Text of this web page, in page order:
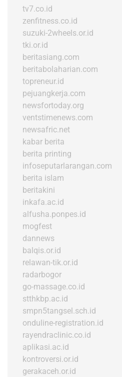
tv7.co.id
zenfitness.co.id
suzuki-2wheels.or.id
tki.or.id
beritasiang.com
beritabolaharian.com
topreneur.id
pejuangkerja.com
newsfortoday.org
ventstimenews.com
newsafric.net
kabar berita
berita printing
infoseputarlarangan.com
berita islam
beritakini
inkafa.ac.id
alfusha.ponpes.id
mogfest
dannews
balqis.or.id
relawan-tik.or.id
radarbogor
go-massage.co.id
stthkbp.ac.id
smpn5tangsel.sch.id
onduline-registration.id
rayendraclinic.co.id
aplikasi.ac.id
kontroversi.or.id
gerakaceh.or.id